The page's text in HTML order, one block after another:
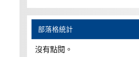
部落格統計
沒有點閱。